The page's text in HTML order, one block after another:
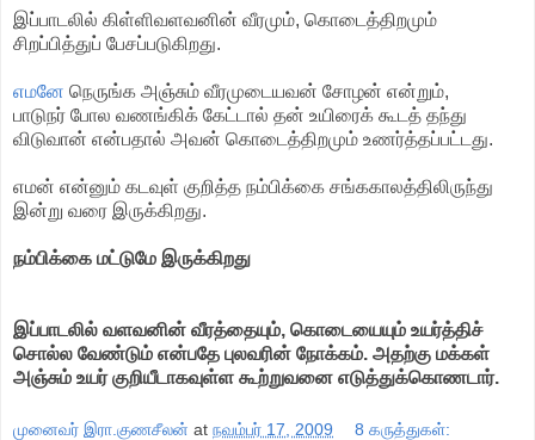
இப்பாடலில் கிள்ளிவளவனின் வீரமும், கொடைத்திறமும்
சிறப்பித்துப் பேசப்படுகிறது.
எமனே நெருங்க அஞ்சும் வீரமுடையவன் சோழன் என்றும்,
பாடுநர் போல வணங்கிக் கேட்டால் தன் உயிரைக் கூடத் தந்து
விடுவான் என்பதால் அவன் கொடைத்திறமும் உணர்த்தப்பட்டது.
எமன் என்னும் கடவுள் குறித்த நம்பிக்கை சங்ககாலத்திலிருந்து
இன்று வரை இருக்கிறது.
நம்பிக்கை மட்டுமே இருக்கிறது
இப்பாடலில் வளவனின் வீரத்தையும், கொடையையும் உயர்த்திச்
சொல்ல வேண்டும் என்பதே புலவரின் நோக்கம். அதற்கு மக்கள்
அஞ்சும் உயர் குறியீடாகவுள்ள கூற்றுவனை எடுத்துக்கொணடார்.
முனைவர் இரா.குணசீலன் at நவம்பர் 17, 2009 8 கருத்துகள்: